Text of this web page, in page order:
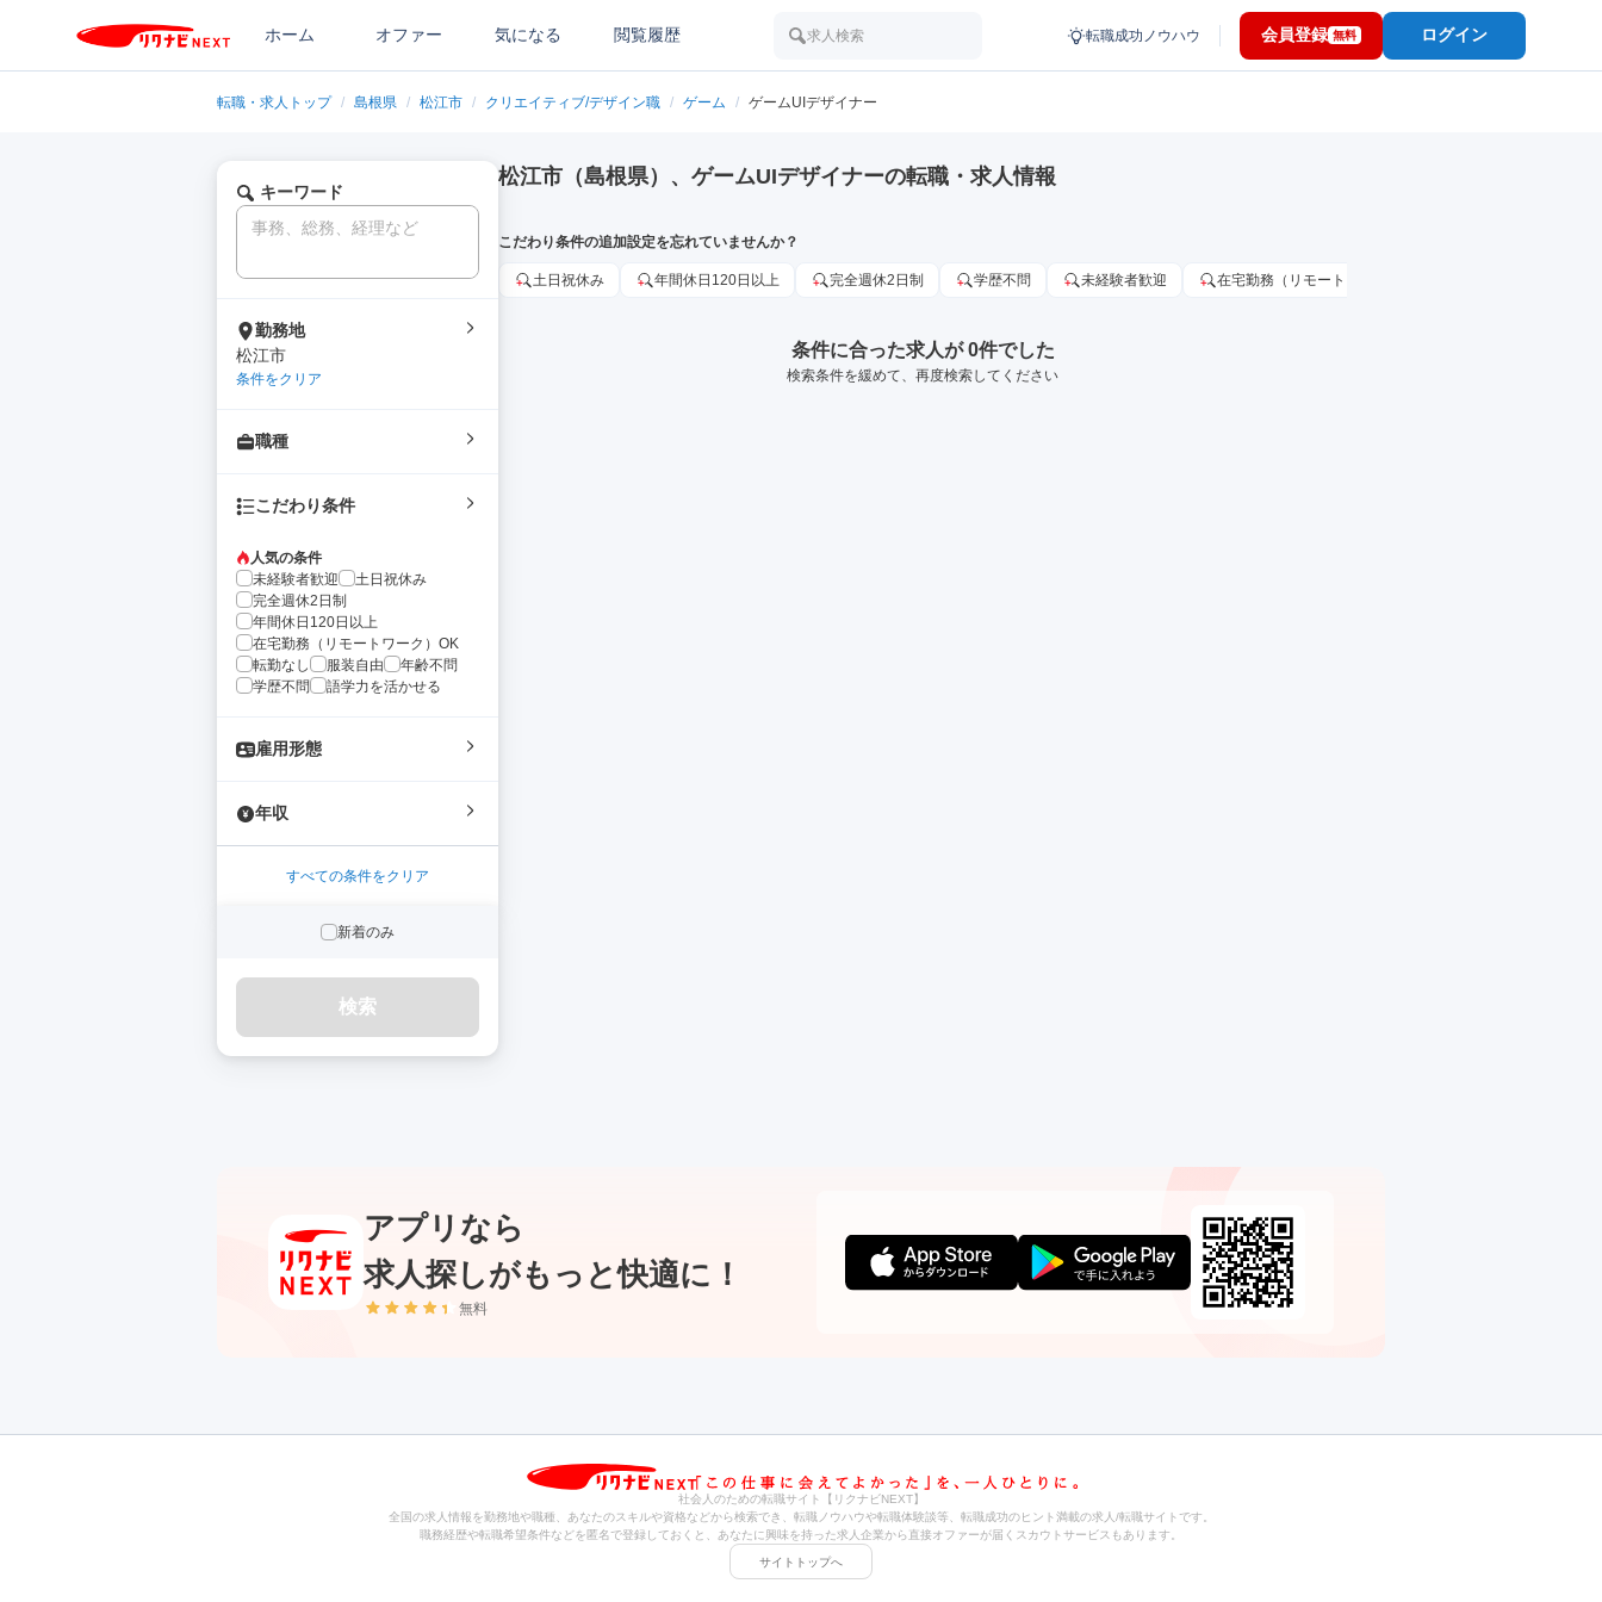
ホーム オファー 気になる 閲覧履歴 求人検索 転職成功ノウハウ 会員登録 無料 ログイン
転職・求人トップ / 島根県 / 松江市 / クリエイティブ/デザイン職 / ゲーム / ゲームUIデザイナー
キーワード
勤務地
松江市
条件をクリア
職種
こだわり条件
人気の条件
未経験者歓迎
土日祝休み
完全週休2日制
年間休日120日以上
在宅勤務（リモートワーク）OK
転勤なし
服装自由
年齢不問
学歴不問
語学力を活かせる
雇用形態
年収
すべての条件をクリア
新着のみ
検索
松江市（島根県）、ゲームUIデザイナーの転職・求人情報
こだわり条件の追加設定を忘れていませんか？
土日祝休み 年間休日120日以上 完全週休2日制 学歴不問 未経験者歓迎 在宅勤務（リモートワーク）OK
条件に合った求人が 0件でした
検索条件を緩めて、再度検索してください
アプリなら
求人探しがもっと快適に！
無料
社会人のための転職サイト【リクナビNEXT】
全国の求人情報を勤務地や職種、あなたのスキルや資格などから検索でき、転職ノウハウや転職体験談等、転職成功のヒント満載の求人/転職サイトです。
職務経歴や転職希望条件などを匿名で登録しておくと、あなたに興味を持った求人企業から直接オファーが届くスカウトサービスもあります。
サイトトップへ